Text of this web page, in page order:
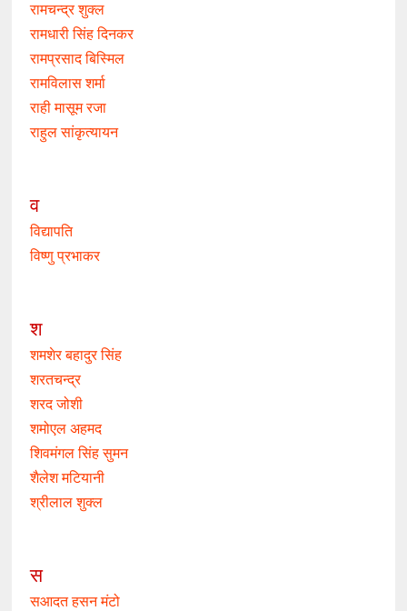
रामचन्द्र शुक्ल
रामधारी सिंह दिनकर
रामप्रसाद बिस्मिल
रामविलास शर्मा
राही मासूम रजा
राहुल सांकृत्यायन
व
विद्यापति
विष्णु प्रभाकर
श
शमशेर बहादुर सिंह
शरतचन्द्र
शरद जोशी
शमोएल अहमद
शिवमंगल सिंह सुमन
शैलेश मटियानी
श्रीलाल शुक्ल
स
सआदत हसन मंटो